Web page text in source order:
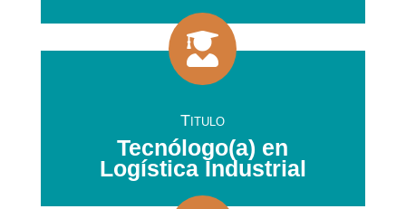

Titulo
Tecnólogo(a) en
Logística Industrial